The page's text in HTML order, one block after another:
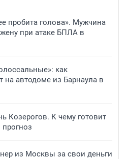
пробита голова». Мужчина
жену при атаке БПЛА в
как
на автодоме из Барнаула в
Козерогов. К чему готовит
из Москвы за свои деньги